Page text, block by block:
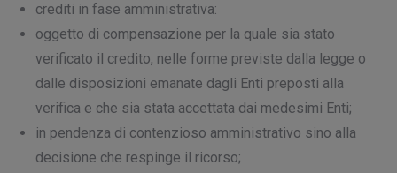
crediti in fase amministrativa:
oggetto di compensazione per la quale sia stato
verificato il credito, nelle forme previste dalla legge o
dalle disposizioni emanate dagli Enti preposti alla
verifica e che sia stata accettata dai medesimi Enti;
in pendenza di contenzioso amministrativo sino alla
decisione che respinge il ricorso;